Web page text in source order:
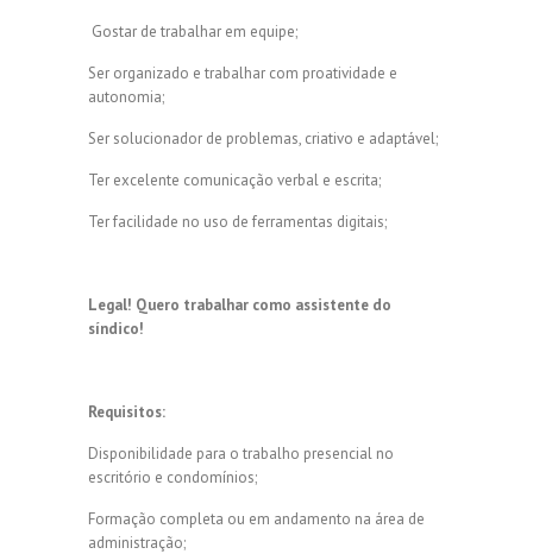
Gostar de trabalhar em equipe;
Ser organizado e trabalhar com proatividade e
autonomia;
Ser solucionador de problemas, criativo e adaptável;
Ter excelente comunicação verbal e escrita;
Ter facilidade no uso de ferramentas digitais;
Legal! Quero trabalhar como assistente do
síndico!
Requisitos:
Disponibilidade para o trabalho presencial no
escritório e condomínios;
Formação completa ou em andamento na área de
administração;